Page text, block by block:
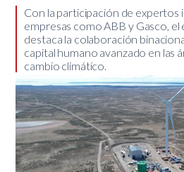
​Con la participación de expertos
empresas como ABB y Gasco,
destaca la colaboración
capital humano avanzado en las
cambio climático.